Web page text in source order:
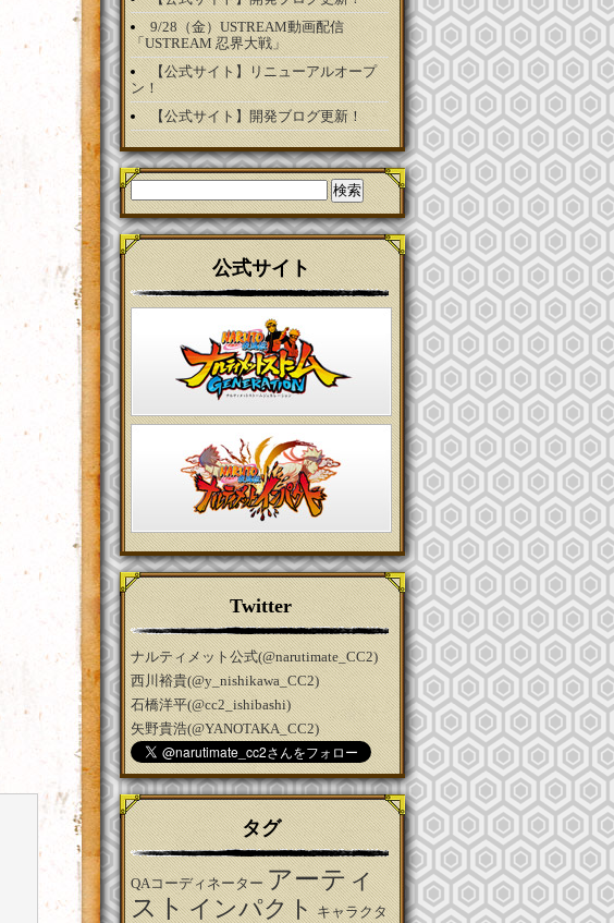
9/28（金）USTREAM動画配信
「USTREAM 忍界大戦」
【公式サイト】リニューアルオープ
ン！
【公式サイト】開発ブログ更新！
検
索:
公式サイト
Twitter
ナルティメット公式(@narutimate_CC2)
西川裕貴(@y_nishikawa_CC2)
石橋洋平(@cc2_ishibashi)
矢野貴浩(@YANOTAKA_CC2)
タグ
QAコーディネーター アーティ
ストインパクト キャラクタ